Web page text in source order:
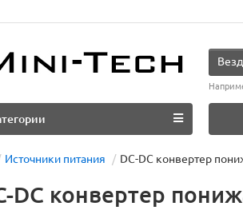
Источники питания DC-DC конвертер
DC конвертер